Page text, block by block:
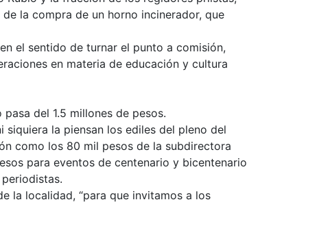
la compra de un horno incinerador, que
el sentido de turnar el punto a comisión,
en materia de educación y cultura
del 1.5 millones de pesos.
la piensan los ediles del pleno del
como los 80 mil pesos de la subdirectora
para eventos de centenario y bicentenario
la localidad, “para que invitamos a los